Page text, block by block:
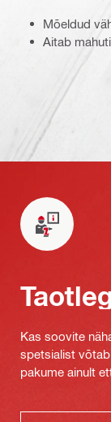
Mõeldud
Aitab
Kas soovite
spetsialist
pakume ainult